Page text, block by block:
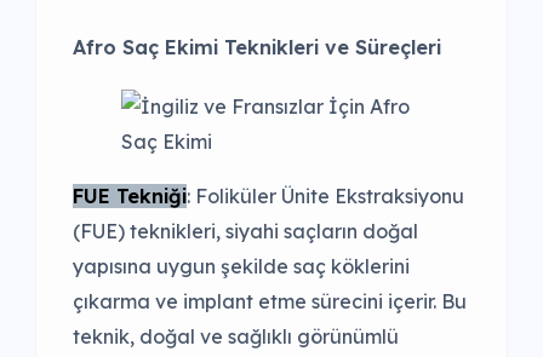
Afro Saç Ekimi Teknikleri ve Süreçleri
FUE Tekniği: Foliküler Ünite Ekstraksiyonu
(FUE) teknikleri, siyahi saçların doğal
yapısına uygun şekilde saç köklerini
çıkarma ve implant etme sürecini içerir. Bu
teknik, doğal ve sağlıklı görünümlü